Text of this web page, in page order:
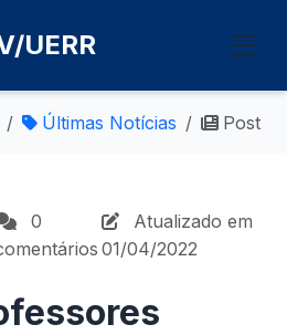
UERR
Últimas Notícias Post
0
Atualizado em
01/04/2022